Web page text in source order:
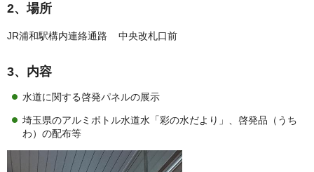
2、場所
JR浦和駅構内連絡通路 中央改札口前
3、内容
水道に関する啓発パネルの展示
埼玉県のアルミボトル水道水「彩の水だより」、啓発品（うち
わ）の配布等